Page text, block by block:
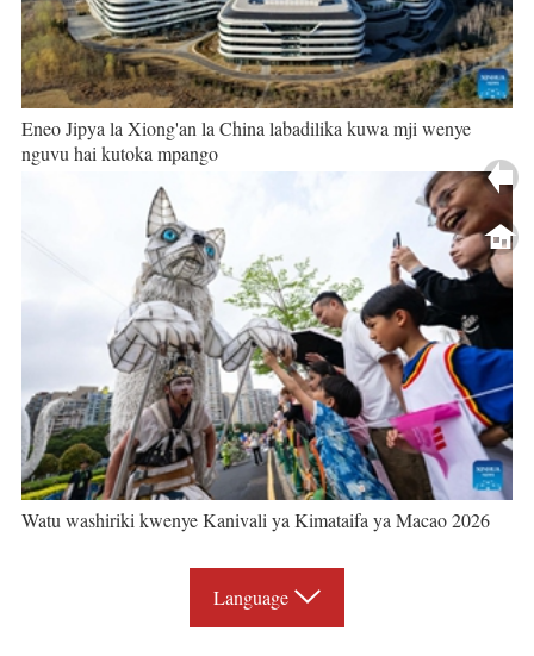
Eneo Jipya la Xiong'an la China labadilika kuwa mji wenye
nguvu hai kutoka mpango
Watu washiriki kwenye Kanivali ya Kimataifa ya Macao 2026
Language